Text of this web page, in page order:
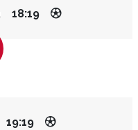
18:19
19:19